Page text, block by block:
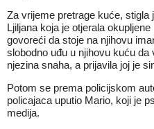
Za vrijeme pretrage kuće, stigla
Ljiljana koja je otjerala
govoreći da stoje na njihovu
slobodno uđu u njihovu kuću
njezina snaha, a prijavila joj je
Potom se prema policijskom
policajaca uputio Mario, koji je
medija.